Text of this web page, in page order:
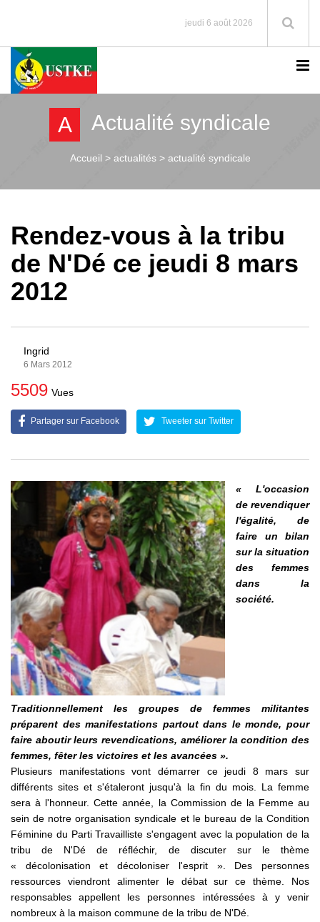
jeudi 6 août 2026
A Actualité syndicale
Accueil >actualités > actualité syndicale
Rendez-vous à la tribu
de N'Dé ce jeudi 8 mars
2012
Ingrid
6 Mars 2012
5509 Vues
Partager sur Facebook Tweeter sur Twitter
« L'occasion
de revendiquer
l'égalité, de
faire un bilan
sur la situation
des femmes
dans la
société.
Traditionnellement les groupes de femmes militantes
préparent des manifestations partout dans le monde, pour
faire aboutir leurs revendications, améliorer la condition des
femmes, fêter les victoires et les avancées ».
Plusieurs manifestations vont démarrer ce jeudi 8 mars sur
différents sites et s'étaleront jusqu'à la fin du mois. La femme
sera à l'honneur. Cette année, la Commission de la Femme au
sein de notre organisation syndicale et le bureau de la Condition
Féminine du Parti Travailliste s'engagent avec la population de la
tribu de N'Dé de réfléchir, de discuter sur le thème
« décolonisation et décoloniser l'esprit ». Des personnes
ressources viendront alimenter le débat sur ce thème. Nos
responsables appellent les personnes intéressées à y venir
nombreux à la maison commune de la tribu de N'Dé.